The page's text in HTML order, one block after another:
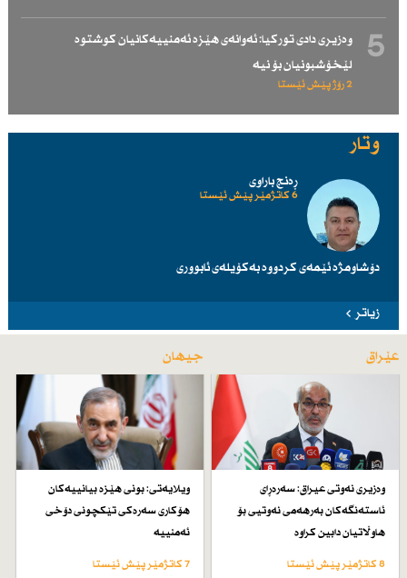
5
وەزیری دادی توركیا: ئەوانەی هێزە ئەمنییەكانیان كوشتوە
لێخۆشبونیان بۆ نیە
2 رۆژ پێش ئێستا
وتار
ڕەنج باراوی
6 کاتژمێر پێش ئێستا
دۆشاومژە ئێمەی کردووە بەکۆیلەی ئابووری
زیاتر
عێراق
وەزیری نەوتی عیراق: سەرەڕای
ئاستەنگەكان بەرهەمی نەوتیی بۆ
هاوڵاتیان دابین كراوە
8 کاتژمێر پێش ئێستا
جیهان
ویلایەتی: بونی هێزە بیانییەكان
هۆكاری سەرەكی تێكچونی دۆخی
ئەمنییە
7 کاتژمێر پێش ئێستا